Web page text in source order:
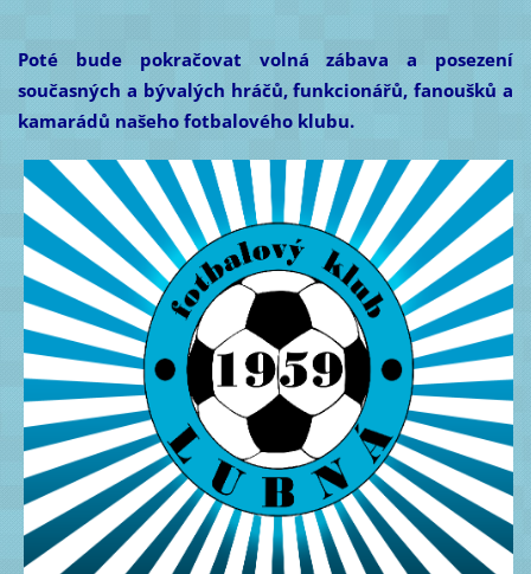
Poté bude pokračovat volná zábava a posezení
současných a bývalých hráčů, funkcionářů, fanoušků a
kamarádů našeho fotbalového klubu.